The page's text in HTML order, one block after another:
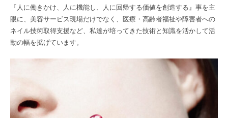
『人に働きかけ、人に機能し、人に回帰する価値を創造する』事を主
眼に、美容サービス現場だけでなく、医療・高齢者福祉や障害者への
ネイル技術取得支援など、私達が培ってきた技術と知識を活かして活
動の幅を拡げています。